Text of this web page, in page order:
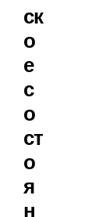
ск
о
е
с
о
ст
о
я
н